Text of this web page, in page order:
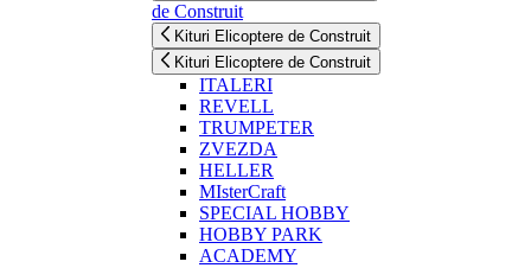
de Construit
Kituri Elicoptere de Construit
Kituri Elicoptere de Construit
ITALERI
REVELL
TRUMPETER
ZVEZDA
HELLER
MIsterCraft
SPECIAL HOBBY
HOBBY PARK
ACADEMY